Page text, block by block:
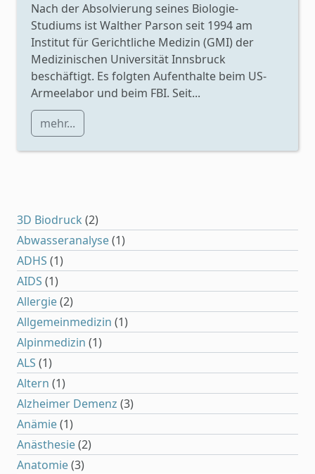
Nach der Absolvierung seines Biologie-
Studiums ist Walther Parson seit 1994 am
Institut für Gerichtliche Medizin (GMI) der
Medizinischen Universität Innsbruck
beschäftigt. Es folgten Aufenthalte beim US-
Armeelabor und beim FBI. Seit...
mehr...
3D Biodruck (2)
Abwasseranalyse(1)
ADHS (1)
AIDS (1)
Allergie(2)
Allgemeinmedizin (1)
Alpinmedizin (1)
ALS (1)
Altern (1)
Alzheimer Demenz (3)
Anämie(1)
Anästhesie(2)
Anatomie(3)